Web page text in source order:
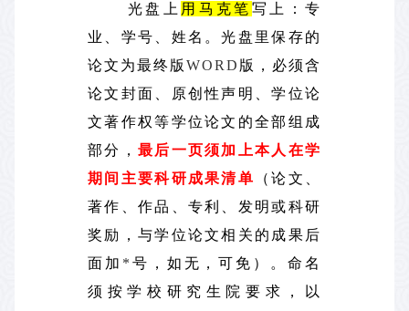
光盘上 用马克笔 写上：专
业、学号、姓名。光盘里保存的
论文为最终版 WORD 版，必须含
论文封面、原创性声明、学位论
文著作权等学位论文的全部组成
部分， 最后一页须加上本人在学
期间主要科研成果清单
（论文、
著作、作品、专利、发明或科研
奖励，与学位论文相关的成果后
面加 * 号，如无，可免）。命名
须按学校研究生院要求，以